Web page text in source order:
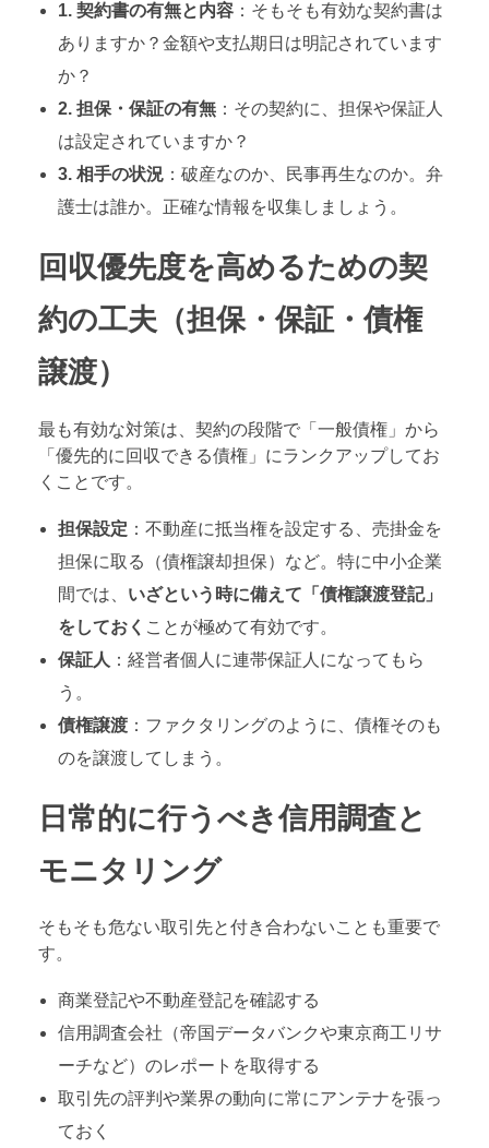
1. 契約書の有無と内容：そもそも有効な契約書は
ありますか？金額や支払期日は明記されています
か？
2. 担保・保証の有無：その契約に、担保や保証人
は設定されていますか？
3. 相手の状況：破産なのか、民事再生なのか。弁
護士は誰か。正確な情報を収集しましょう。
回収優先度を高めるための契
約の工夫（担保・保証・債権
譲渡）
最も有効な対策は、契約の段階で「一般債権」から
「優先的に回収できる債権」にランクアップしてお
くことです。
担保設定 ：不動産に抵当権を設定する、売掛金を
担保に取る（債権譲却担保）など。特に中小企業
間では、 いざという時に備えて「債権譲渡登記」
をしておく ことが極めて有効です。
保証人 ：経営者個人に連帯保証人になってもら
う。
債権譲渡：ファクタリングのように、債権そのも
のを譲渡してしまう。
日常的に行うべき信用調査と
モニタリング
そもそも危ない取引先と付き合わないことも重要で
す。
商業登記や不動産登記を確認する
信用調査会社（帝国データバンクや東京商工リサ
ーチなど）のレポートを取得する
取引先の評判や業界の動向に常にアンテナを張っ
ておく